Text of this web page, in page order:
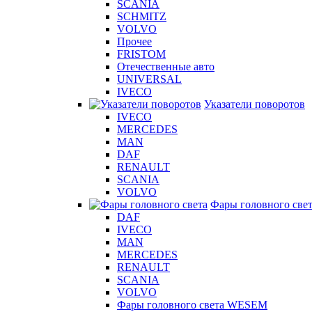
SCANIA
SCHMITZ
VOLVO
Прочее
FRISTOM
Отечественные авто
UNIVERSAL
IVECO
Указатели поворотов
IVECO
MERCEDES
MAN
DAF
RENAULT
SCANIA
VOLVO
Фары головного
DAF
IVECO
MAN
MERCEDES
RENAULT
SCANIA
VOLVO
Фары головного света WESEM